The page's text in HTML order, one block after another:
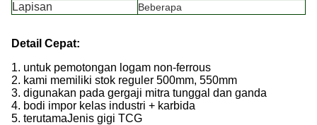
Lapisan Beberapa
Detail Cepat:
1. untuk pemotongan logam non-ferrous
2. kami memiliki stok reguler 500mm, 550mm
3. digunakan pada gergaji mitra tunggal dan ganda
4. bodi impor kelas industri + karbida
5. terutamaJenis gigi TCG